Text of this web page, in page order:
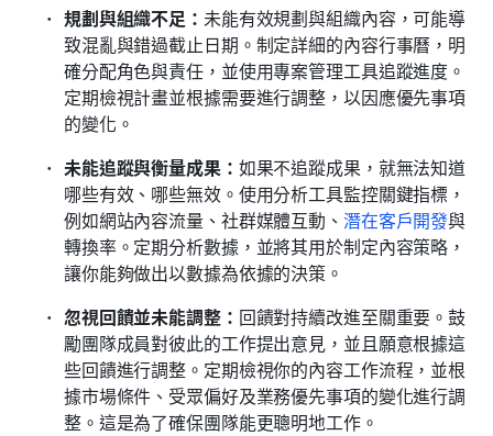
規劃與組織不足： 未能有效規劃與組織內容，可能導
致混亂與錯過截止日期。制定詳細的內容行事曆，明
確分配角色與責任，並使用專案管理工具追蹤進度。
定期檢視計畫並根據需要進行調整，以因應優先事項
的變化。
未能追蹤與衡量成果： 如果不追蹤成果，就無法知道
哪些有效、哪些無效。使用分析工具監控關鍵指標，
例如網站內容流量、社群媒體互動、 潛在客戶開發與
轉換率。定期分析數據，並將其用於制定內容策略，
讓你能夠做出以數據為依據的決策。
忽視回饋並未能調整： 回饋對持續改進至關重要。鼓
勵團隊成員對彼此的工作提出意見，並且願意根據這
些回饋進行調整。定期檢視你的內容工作流程，並根
據市場條件、受眾偏好及業務優先事項的變化進行調
整。這是為了確保團隊能更聰明地工作。